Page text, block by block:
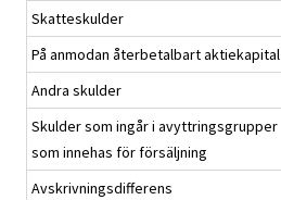
Skatteskulder
På anmodan återbetalbart aktiekapital
Andra skulder
Skulder som ingår i avyttringsgrupper
som innehas för försäljning
Avskrivningsdifferens